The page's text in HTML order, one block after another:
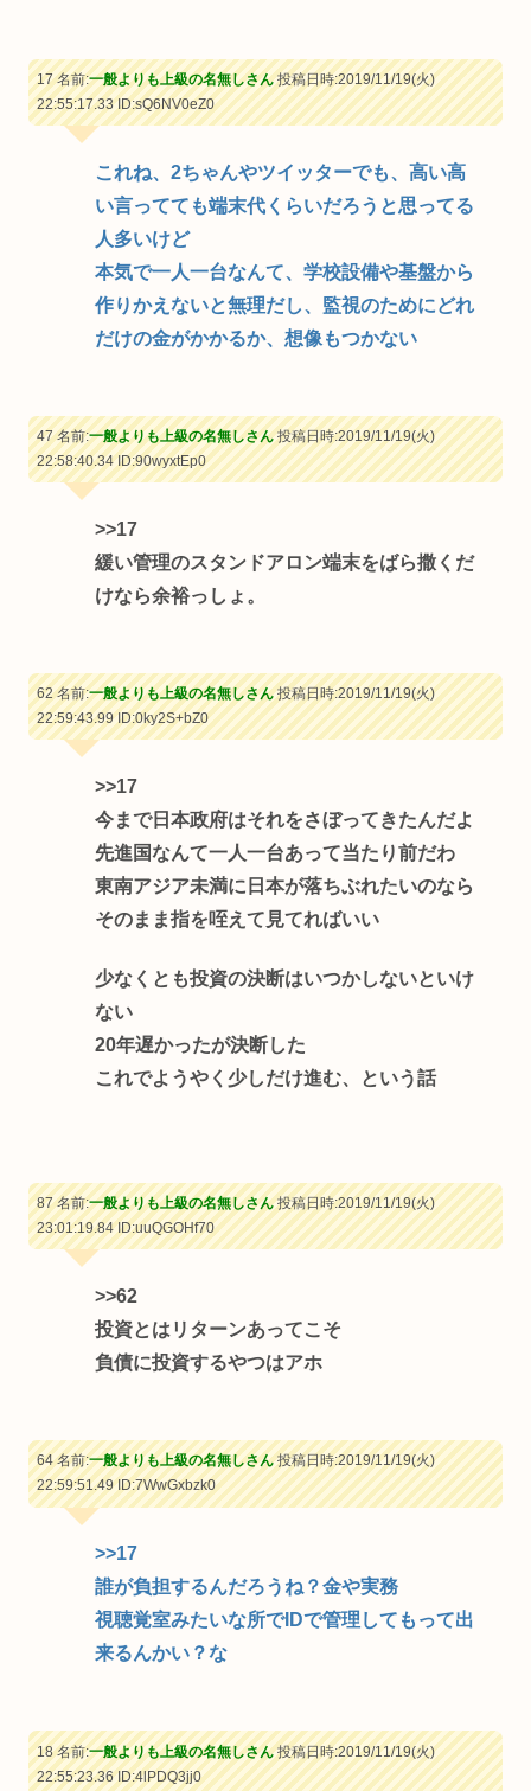
17 名前:一般よりも上級の名無しさん投稿日時:2019/11/19(火)
22:55:17.33ID:sQ6NV0eZ0
これね、2ちゃんやツイッターでも、高い高
い言ってても端末代くらいだろうと思ってる
人多いけど
本気で一人一台なんて、学校設備や基盤から
作りかえないと無理だし、監視のためにどれ
だけの金がかかるか、想像もつかない
47 名前:一般よりも上級の名無しさん投稿日時:2019/11/19(火)
22:58:40.34ID:90wyxtEp0
>>17
緩い管理のスタンドアロン端末をばら撒くだ
けなら余裕っしょ。
62 名前:一般よりも上級の名無しさん投稿日時:2019/11/19(火)
22:59:43.99ID:0ky2S+bZ0
>>17
今まで日本政府はそれをさぼってきたんだよ
先進国なんて一人一台あって当たり前だわ
東南アジア未満に日本が落ちぶれたいのなら
そのまま指を咥えて見てればいい
少なくとも投資の決断はいつかしないといけ
ない
20年遅かったが決断した
これでようやく少しだけ進む、という話
87 名前:一般よりも上級の名無しさん投稿日時:2019/11/19(火)
23:01:19.84ID:uuQGOHf70
>>62
投資とはリターンあってこそ
負債に投資するやつはアホ
64 名前:一般よりも上級の名無しさん投稿日時:2019/11/19(火)
22:59:51.49ID:7WwGxbzk0
>>17
誰が負担するんだろうね？金や実務
視聴覚室みたいな所でIDで管理してもって出
来るんかい？な
18 名前:一般よりも上級の名無しさん投稿日時:2019/11/19(火)
22:55:23.36ID:4lPDQ3jj0